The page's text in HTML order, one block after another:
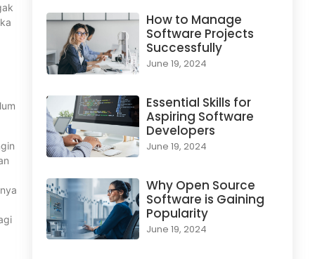
How to Manage
Software Projects
Successfully
June 19, 2024
Essential Skills for
Aspiring Software
Developers
June 19, 2024
Why Open Source
Software is Gaining
Popularity
June 19, 2024